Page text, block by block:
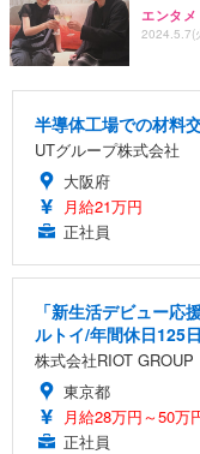
エンタメ
2024.5.7(
半導体工場での材料
UTグループ株式会社
大阪府
月給21万円
正社員
「新生活デビュー応
ルトイ/年間休日125
株式会社RIOT GROUP
東京都
月給28万円～50万
正社員